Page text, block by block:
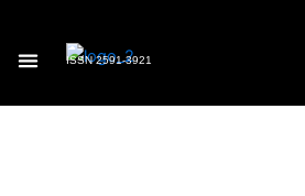
contenidoISSN 2591-3921